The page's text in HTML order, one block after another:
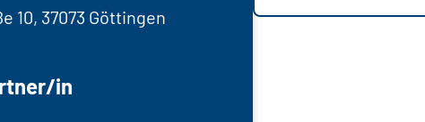
10, 37073 Göttingen
in